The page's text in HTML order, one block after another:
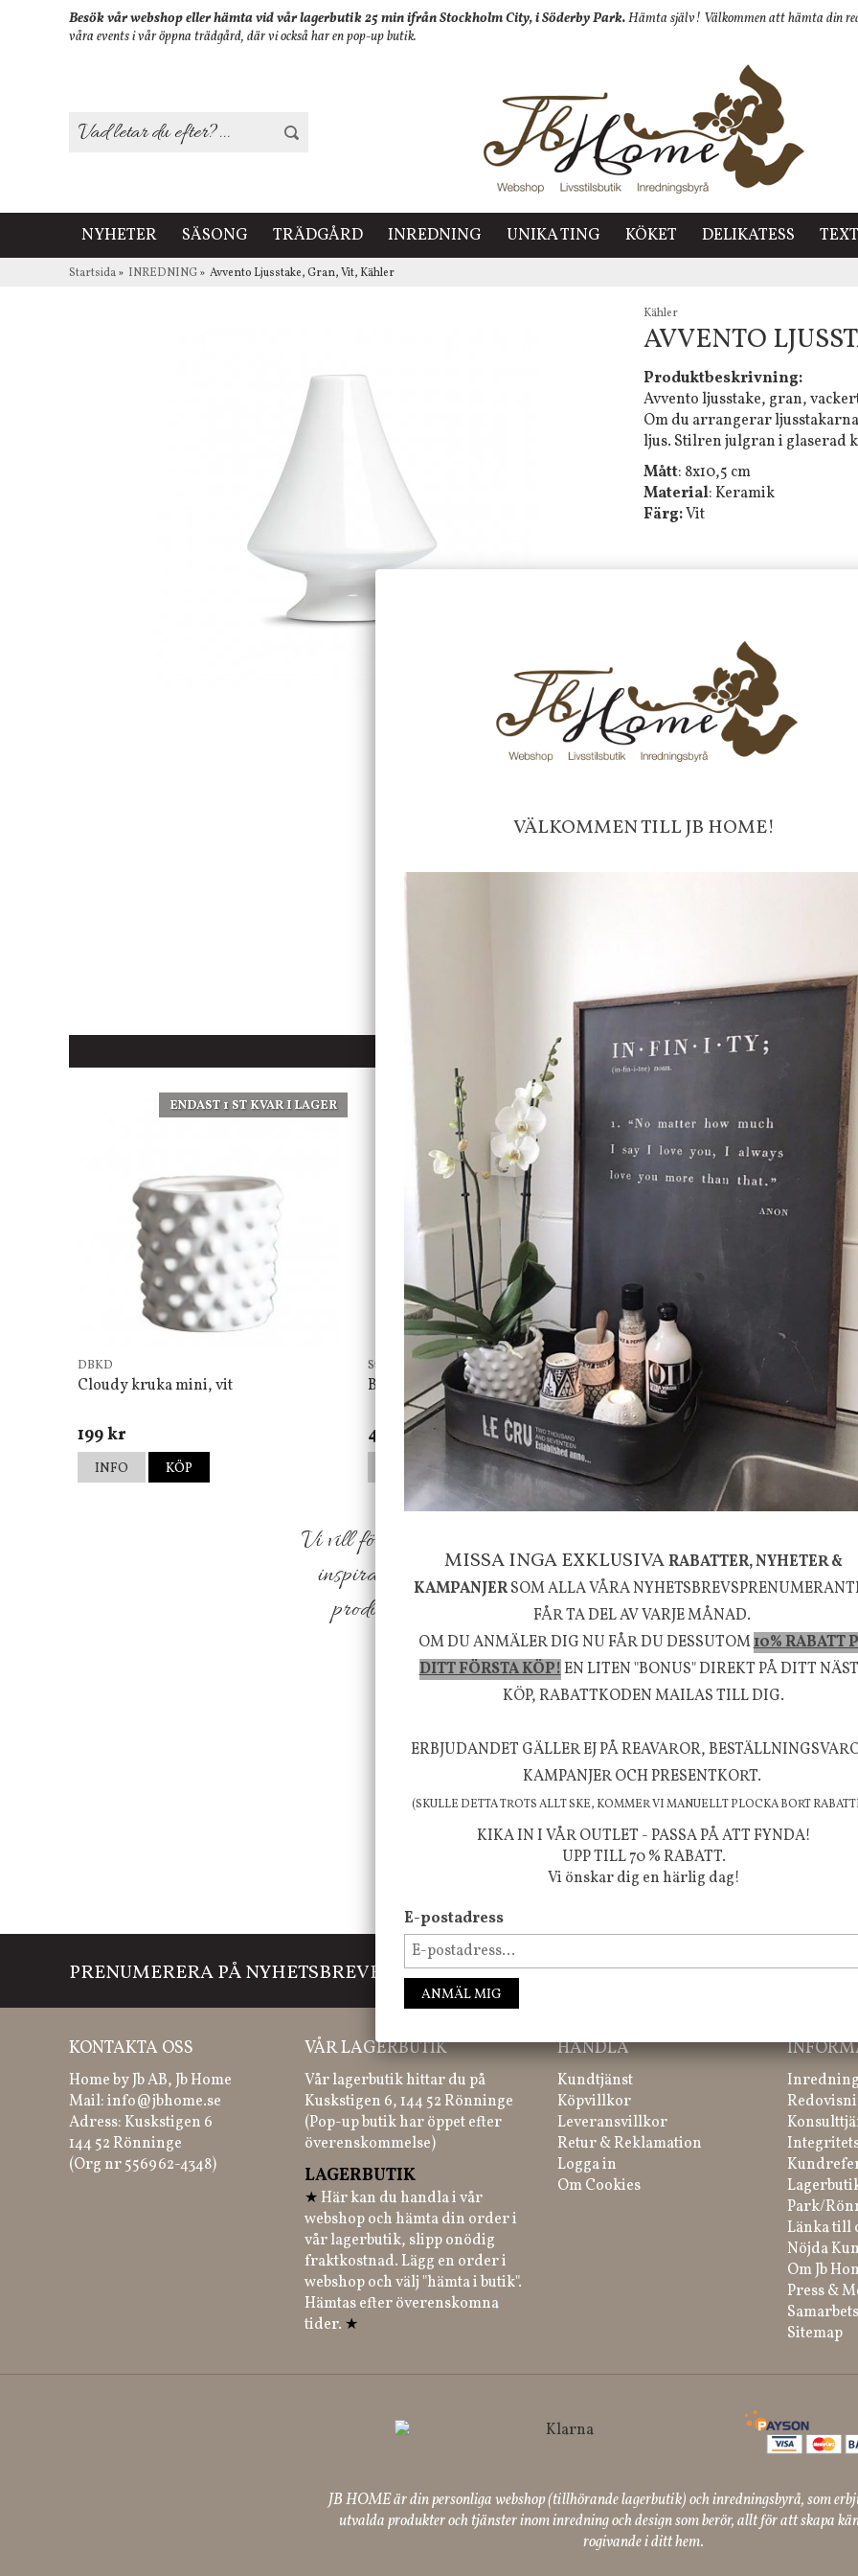
Besök vår webshop eller hämta vid vår lagerbutik 25 min ifrån Stockholm City, i Söderby Park.Hämta själv! Välkommen att hämta din
våra events i vår öppna trädgård, där vi också har en pop-up butik.
NYHETER SÄSONG TRÄDGÅRD INREDNING UNIKA TING KÖKET DELIKATESS
Startsida» INREDNING» Avvento Ljusstake, Gran, Vit, Kähler
Kähler
AVVENTO
Produktbeskrivning:
Avvento ljusstake, gran,
Om du arrangerar
ljus. Stilren julgran i glaserad
Mått: 8x10,5 cm
Material: Keramik
Färg:Vit
Tyvärr ingår inte denna
Frakt 99 kr, handlar du över
fraktfritt. 100 kr - 400 kr i frakt för
produkter som skickas.
10 % rabatt på din första order
Faktura 0 kr. Hos oss betalar
med KLARNA CHECKOUT. Välj
mellan alla Klarnas
Nöjda kunder och strävar efter
-ligt Tack för att just Du
LÄGG I ÖNSKELISTA
DU KANSKE OCKSÅ ÄR INTRESSERAD AV
ENDAST 1 ST KVAR I LAGER
DBKD
Cloudy kruka mini, vit
199 kr
INFO KÖP
Star Trading
Bordslampa Mushroom vit, Utomhus
499 kr
KÖP
House Doctor
Skål, Hands marmor
-20%
KÖP
Vi vill förmedla känsla, upplevelse och välbefinnande för dig
inspiration från naturen och dess färgpalett erbjuder vi
produkter som ökar trivsel i ditt hem och ger det lilla extra
välmående!
FÖLJ OSS PÅ INSTAGRAM @JBHOME
PRENUMERERA PÅ NYHETSBREVET Missa inte våra nyheter, kampanjer och roliga happenings!
KONTAKTA OSS
Home by Jb AB, Jb Home
Mail:info@jbhome.se
Adress: Kuskstigen 6
144 52 Rönninge
(Org nr 556962-4348)
VÅR LAGERBUTIK
Vår lagerbutik hittar du på
Kuskstigen 6, 144 52 Rönninge
(Pop-up butik har öppet efter
överenskommelse)
LAGERBUTIK
★ Här kan du handla i vår
webshop och hämta din order i
vår lagerbutik, slipp onödig
fraktkostnad. Lägg en order i
webshop och välj "hämta i butik".
Hämtas efter överenskomna
tider. ★
HANDLA
Kundtjänst
Köpvillkor
Leveransvillkor
Retur & Reklamation
Logga in
Om Cookies
Park/
Länka till
Nöjda
Om Jb
Press &
Sitemap
JB HOME är din personliga webshop (tillhörande lagerbutik) och inredningsbyrå, som
utvalda produkter och tjänster inom inredning och design som berör, allt för att skapa
rogivande i ditt hem.
VÄLKOMMEN TILL JB HOME!
MISSA INGA EXKLUSIVARABATTER, NYHETER &
KAMPANJERSOM ALLA VÅRA
FÅR TA DEL AV VARJE MÅNAD.
OM DU ANMÄLER DIG NU FÅR DU DESSUTOM10% RABATT
DITT FÖRSTA KÖP!EN LITEN "BONUS" DIREKT PÅ DITT
KÖP, RABATTKODEN MAILAS TILL DIG.
ERBJUDANDET GÄLLER EJ PÅ REAVAROR,
KAMPANJER OCH PRESENTKORT.
(SKULLE DETTA TROTS ALLT SKE, KOMMER VI MANUELLT PLOCKA BORT
KIKA IN I VÅR OUTLET - PASSA PÅ ATT FYNDA!
UPP TILL 70 % RABATT.
Vi önskar dig en härlig dag!
E-postadress
ANMÄL MIG